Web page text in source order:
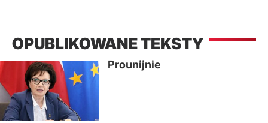
OPUBLIKOWANE TEKSTY
Prounijnie